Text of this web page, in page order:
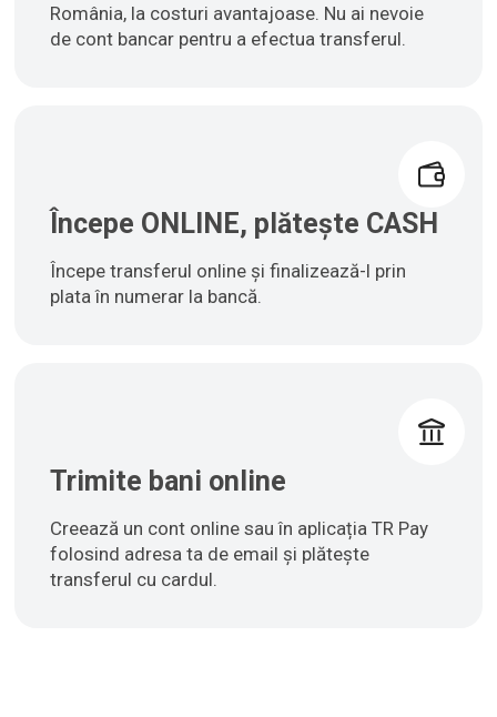
România, la costuri avantajoase. Nu ai nevoie
de cont bancar pentru a efectua transferul.
Începe ONLINE, plătește CASH
Începe transferul online și finalizează-l prin
plata în numerar la bancă.
Trimite bani online
Creează un cont online sau în aplicația TR Pay
folosind adresa ta de email și plătește
transferul cu cardul.